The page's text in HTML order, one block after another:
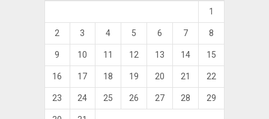
1
2 3 4 5 6 7 8
9 10 11 12 13 14 15
16 17 18 19 20 21 22
23 24 25 26 27 28 29